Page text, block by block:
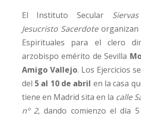
El Instituto Secular
Jesucristo Sacerdoteorganizan
Espirituales para el clero
arzobispo emérito de Sevilla
Amigo Vallejo. Los Ejercicios
del 5 al 10 de abril en la casa
tiene en Madrid sita en la calle
nº 2, dando comienzo el día